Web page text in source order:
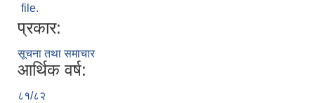
file.
प्रकार:
सूचना तथा समाचार
आर्थिक वर्ष:
८१/८२